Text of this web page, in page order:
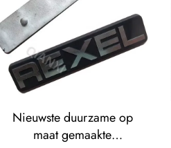
Nieuwste duurzame op
maat gemaakte